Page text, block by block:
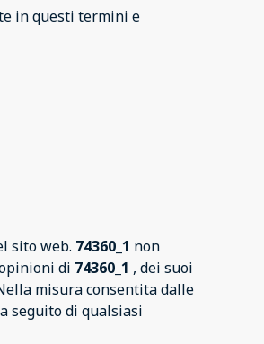
in questi termini e
sito web. 74360_1 non
di 74360_1 , dei suoi
misura consentita dalle
seguito di qualsiasi